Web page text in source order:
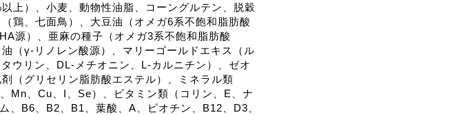
上）、小麦、動物性油脂、コーングルテン、脱穀
鶏、七面鳥）、大豆油（オメガ6系不飽和脂肪酸
源）、亜麻の種子（オメガ3系不飽和脂肪酸
（γ-リノレン酸源）、マリーゴールドエキス（ル
ウリン、DL-メチオニン、L-カルニチン）、ゼオ
（グリセリン脂肪酸エステル）、ミネラル類
Mn、Cu、I、Se）、ビタミン類（コリン、E、ナ
、B6、B2、B1、葉酸、A、ビオチン、B12、D3、